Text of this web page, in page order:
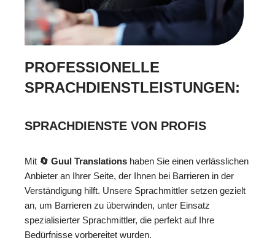
PROFESSIONELLE
SPRACHDIENSTLEISTUNGEN:
SPRACHDIENSTE VON PROFIS
Mit 🔄 Guul Translations haben Sie einen verlässlichen
Anbieter an Ihrer Seite, der Ihnen bei Barrieren in der
Verständigung hilft. Unsere Sprachmittler setzen gezielt
an, um Barrieren zu überwinden, unter Einsatz
spezialisierter Sprachmittler, die perfekt auf Ihre
Bedürfnisse vorbereitet wurden.